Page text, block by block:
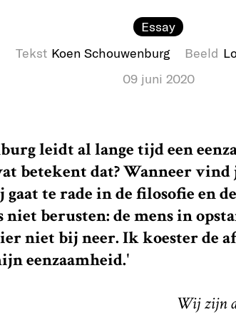
Essay
Tekst Koen Schouwenburg Beeld
09 juni 2020
leidt al lange tijd een
betekent dat? Wanneer
gaat te rade in de filosofie en
niet berusten: de mens in
niet bij neer. Ik koester de
eenzaamheid.'
Wij zijn